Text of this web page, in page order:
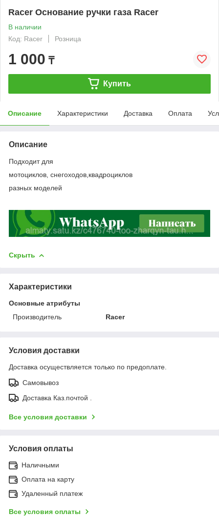
Racer Основание ручки газа Racer
В наличии
Код: Racer
Розница
1 000 ₸
Купить
Описание Характеристики Доставка Оплата
Описание
Подходит для
мотоциклов, снегоходов,квадроциклов
разных моделей
Скрыть
Характеристики
Основные атрибуты
Производитель
Racer
Условия доставки
Доставка осуществляется только по предоплате.
Самовывоз
Доставка Каз.почтой .
Все условия доставки
Условия оплаты
Наличными
Оплата на карту
Удаленный платеж
Все условия оплаты